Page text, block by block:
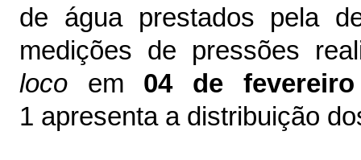
de água prestados pela
medições de pressões
loco em 04 de
1 apresenta a distribuição